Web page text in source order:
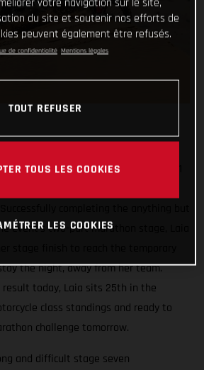
reached the mid-way point of the 2021
event’s two-part marathon stage, Laia
the night, away from her team.
result today, Laia sits 25th in the
class standings and ready to
challenge tomorrow.
and difficult stage seven
du site et soutenir nos efforts de
peuvent également être refusés.
de confidentialité Mentions légales
TOUT REFUSER
TOUS LES COOKIES
LES COOKIES